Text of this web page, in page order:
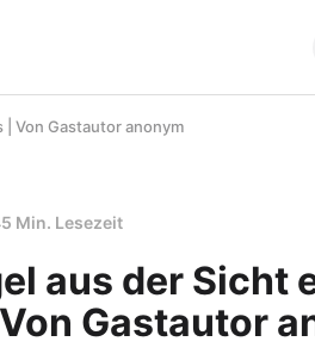
Von Gastautor anonym
5 Min. Lesezeit
aus der Sicht
Gastautor